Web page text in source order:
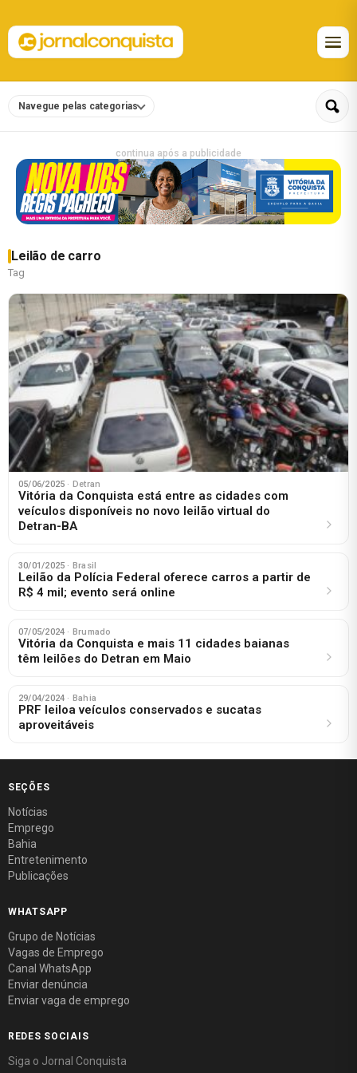
Navegue pelas categorias
continua após a publicidade
Leilão de carro
Tag
05/06/2025 · Detran
Vitória da Conquista está entre as cidades com
veículos disponíveis no novo leilão virtual do
Detran-BA
30/01/2025 · Brasil
Leilão da Polícia Federal oferece carros a partir de
R$ 4 mil; evento será online
07/05/2024 · Brumado
Vitória da Conquista e mais 11 cidades baianas
têm leilões do Detran em Maio
29/04/2024 · Bahia
PRF leiloa veículos conservados e sucatas
aproveitáveis
SEÇÕES
Notícias
Emprego
Bahia
Entretenimento
Publicações
WHATSAPP
Grupo de Notícias
Vagas de Emprego
Canal WhatsApp
Enviar denúncia
Enviar vaga de emprego
REDES SOCIAIS
Siga o Jornal Conquista